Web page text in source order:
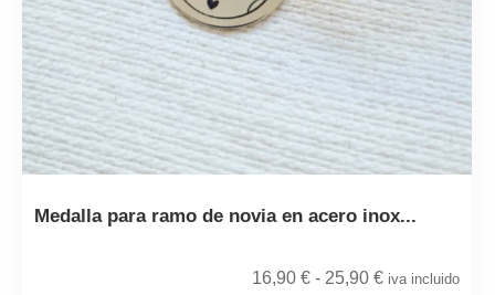
Medalla para ramo de novia en acero inox...
16,90 € - 25,90 € iva incluido